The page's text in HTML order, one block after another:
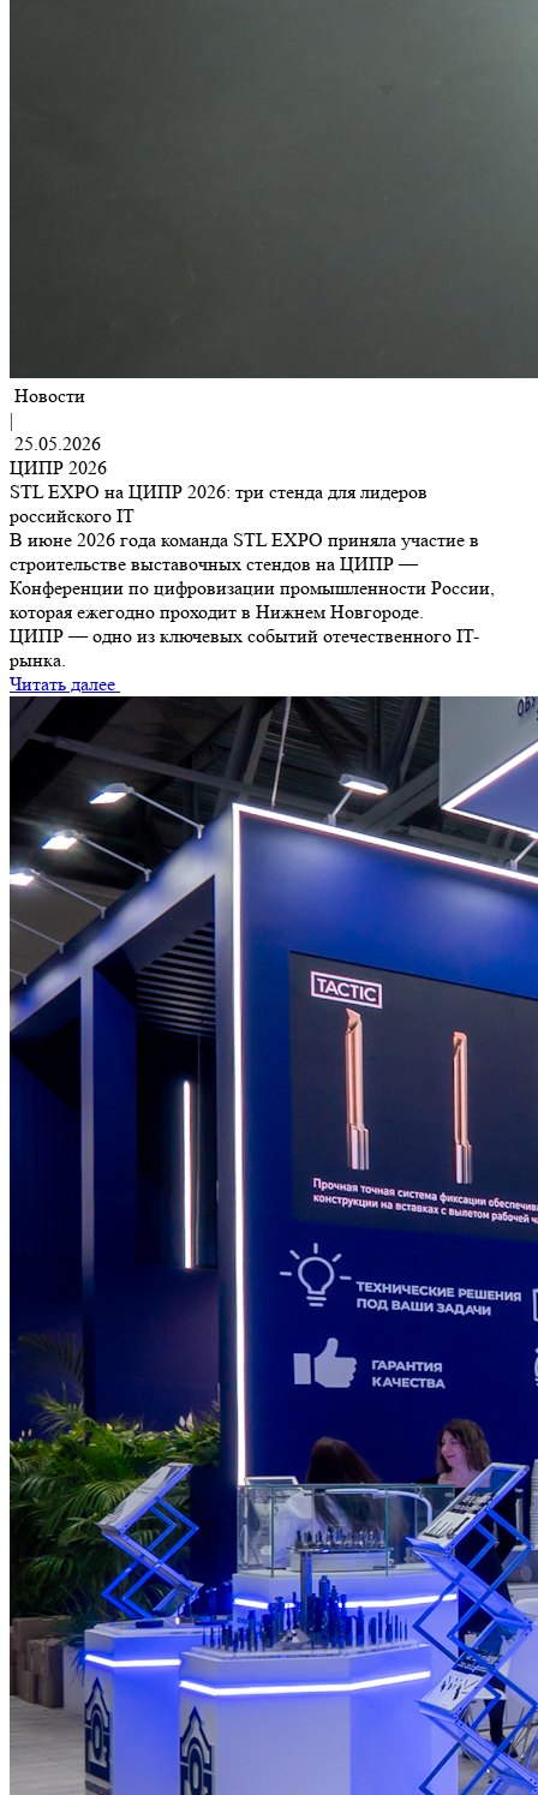
Новости
|
25.05.2026
ЦИПР 2026
STL EXPO на ЦИПР 2026: три стенда для лидеров
российского IT
В июне 2026 года команда STL EXPO приняла участие в
строительстве выставочных стендов на ЦИПР —
Конференции по цифровизации промышленности России,
которая ежегодно проходит в Нижнем Новгороде.
ЦИПР — одно из ключевых событий отечественного IT-
рынка.
Читать далее